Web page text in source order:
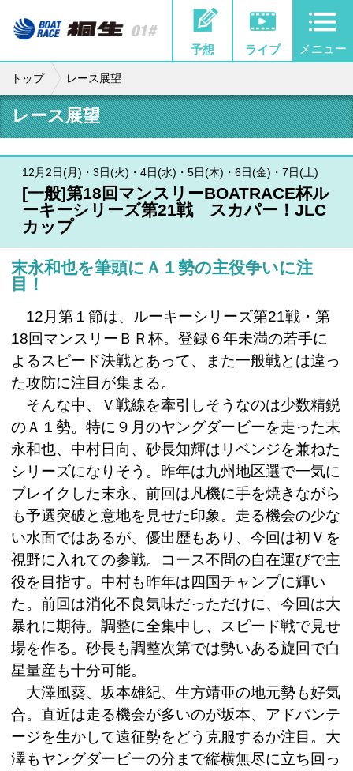
予想 ライブ メニュー
トップ レース展望
レース展望
12月2日(月)・3日(火)・4日(水)・5日(木)・6日(金)・7日(土)
[一般]第18回マンスリーBOATRACE杯ル
ーキーシリーズ第21戦 スカパー！JLC
カップ
末永和也を筆頭にＡ１勢の主役争いに注
目！
12月第１節は、ルーキーシリーズ第21戦・第
18回マンスリーＢＲ杯。登録６年未満の若手に
よるスピード決戦とあって、また一般戦とは違っ
た攻防に注目が集まる。
そんな中、Ｖ戦線を牽引しそうなのは少数精鋭
のＡ１勢。特に９月のヤングダービーを走った末
永和也、中村日向、砂長知輝はリベンジを兼ねた
シリーズになりそう。昨年は九州地区選で一気に
ブレイクした末永、前回は凡機に手を焼きながら
も予選突破と意地を見せた印象。走る機会の少な
い水面ではあるが、優出歴もあり、今回は初Ｖを
視野に入れての参戦。コース不問の自在運びで主
役を目指す。中村も昨年は四国チャンプに輝い
た。前回は消化不良気味だっただけに、今回は大
暴れに期待。調整に全集中し、スピード戦で見せ
場を作る。砂長も調整次第では勢いある旋回で白
星量産も十分可能。
大澤風葵、坂本雄紀、生方靖亜の地元勢も好気
合。直近は走る機会が多いのが坂本、アドバンテ
ージを生かして遠征勢をどう克服するか注目。大
澤もヤングダービーの分まで縦横無尽に立ち回っ